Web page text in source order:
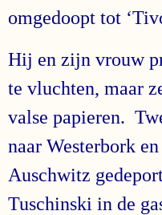
omgedoopt tot
Hij en zijn vrouw
te vluchten, maar
valse papieren.
naar Westerbork
Auschwitz
Tuschinski in de